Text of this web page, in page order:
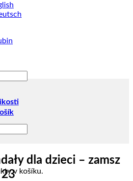
v košíku.
dla dzieci – zamsz
23